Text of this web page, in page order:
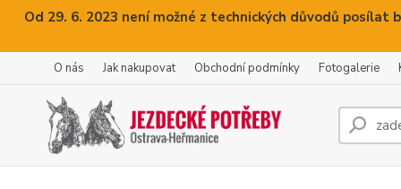
Od 29. 6. 2023 není možné z technických důvodů
O nás Jak nakupovat Obchodní podmínky Fotogalerie